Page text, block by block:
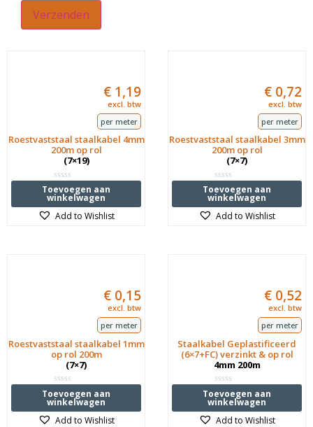
Roestvaststaal staalkabel 4mm
200m op rol
(7×19)
Waardering
0
uit
5
€ 1,19
excl. btw
per meter
Toevoegen aan
winkelwagen
Add to Wishlist
Roestvaststaal staalkabel 3mm
200m op rol
(7×7)
Waardering
0
uit
5
€ 0,72
excl. btw
per meter
Toevoegen aan
winkelwagen
Add to Wishlist
Roestvaststaal staalkabel 1mm
op rol 200m
(7×7)
Waardering
0
uit
5
€ 0,15
excl. btw
per meter
Toevoegen aan
winkelwagen
Add to Wishlist
Staalkabel Geplastificeerd
(6×7+FC) verzinkt & op rol
4mm 200m
Waardering
0
uit
5
€ 0,52
excl. btw
per meter
Toevoegen aan
winkelwagen
Add to Wishlist